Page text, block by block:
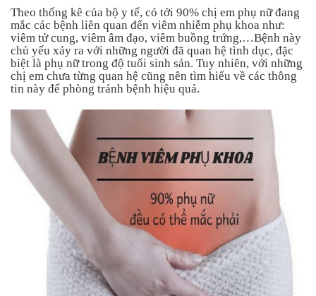
học
Dành
cho
mẹ
Dành
dùng
trong
nhà
Theo thống kê của bộ y tế, có tới 90% chị em phụ nữ đang
mắc các bệnh liên quan đến viêm nhiễm phụ khoa như:
viêm tử cung, viêm âm đạo, viêm buồng trứng,…Bệnh này
chủ yếu xảy ra với những người đã quan hệ tình dục, đặc
biệt là phụ nữ trong độ tuổi sinh sản. Tuy nhiên, với những
chị em chưa từng quan hệ cũng nên tìm hiểu về các thông
tin này để phòng tránh bệnh hiệu quả.